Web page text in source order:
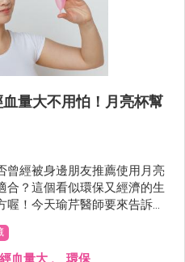
量大不用怕！月亮杯幫
曾經被身邊朋友推薦使用月亮
合？這個看似環保又經濟的生
！今天瑜芹醫師要來告訴大
，以及使用前必須知道的重
經血量大 、 環保